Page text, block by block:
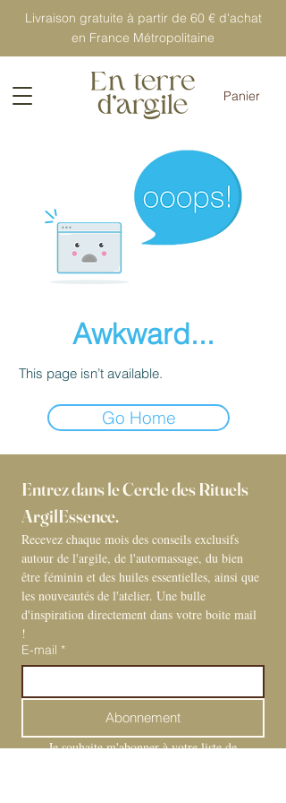
Livraison gratuite à partir de 60 € d'achat
en France Métropolitaine
Panier
Awkward...
This page isn’t available.
Go Home
Entrez dans le Cercle des Rituels
ArgilEssence.
Recevez chaque mois des conseils exclusifs
autour de l'argile, de l'automassage, du bien
être féminin et des huiles essentielles, ainsi que
les nouveautés de l'atelier. Une bulle
d'inspiration directement dans votre boite mail
!
E-mail *
Abonnement
Je souhaite m'abonner à votre liste de